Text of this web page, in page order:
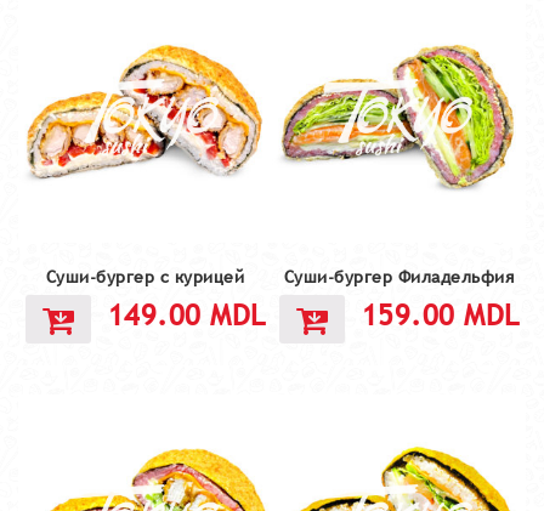
Суши-бургер с курицей
149.00 MDL
Суши-бургер Филадельфия
159.00 MDL